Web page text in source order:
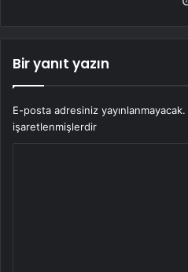
Bir yanıt yazın
E-posta adresiniz yayınlanmayacak.
işaretlenmişlerdir